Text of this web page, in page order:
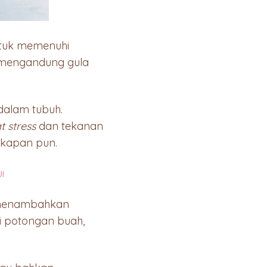
memenuhi
gula
tubuh.
stressdan tekanan
pun.
potongan buah,